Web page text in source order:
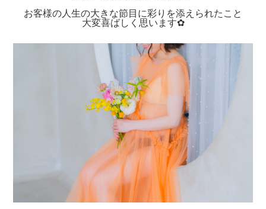
お客様の人生の大きな節目に彩りを添えられたこと
大変喜ばしく思います✿